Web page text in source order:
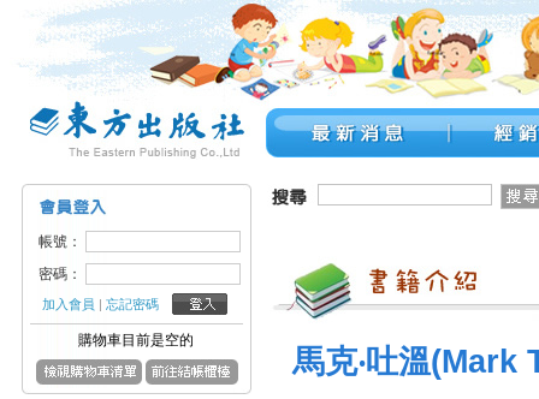
帳號：
密碼：
加入會員 |忘記密碼
購物車目前是空的
馬克‧吐溫(Mark